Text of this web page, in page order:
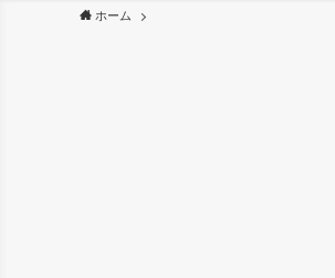
ホーム